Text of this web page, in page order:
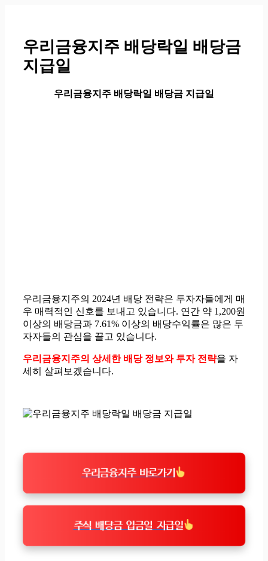
우리금융지주 배당락일 배당금
지급일
우리금융지주 배당락일 배당금 지급일
우리금융지주의 2024년 배당 전략은 투자자들에게 매
우 매력적인 신호를 보내고 있습니다. 연간 약 1,200원
이상의 배당금과 7.61% 이상의 배당수익률은 많은 투
자자들의 관심을 끌고 있습니다.
우리금융지주의 상세한 배당 정보와 투자 전략을 자
세히 살펴보겠습니다.
우리금융지주 바로가기
주식 배당금 입금일 지급일